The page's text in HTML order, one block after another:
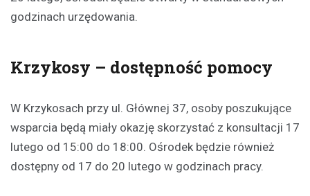
godzinach urzędowania.
Krzykosy – dostępność pomocy
W Krzykosach przy ul. Głównej 37, osoby poszukujące
wsparcia będą miały okazję skorzystać z konsultacji 17
lutego od 15:00 do 18:00. Ośrodek będzie również
dostępny od 17 do 20 lutego w godzinach pracy.